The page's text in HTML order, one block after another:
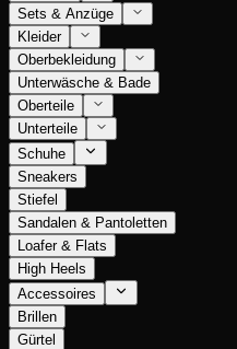
Sets & Anzüge
Kleider
Oberbekleidung
Unterwäsche & Bade
Oberteile
Unterteile
Schuhe
Sneakers
Stiefel
Sandalen & Pantoletten
Loafer & Flats
High Heels
Accessoires
Brillen
Gürtel